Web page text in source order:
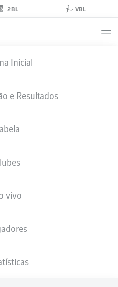
2BL VBL
Inicial
e Resultados
vivo